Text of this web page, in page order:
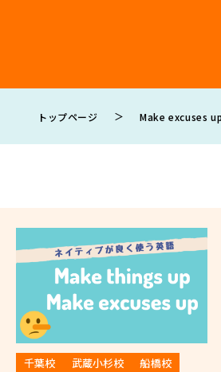
トップページ ＞ Make excuses up
千葉校 武蔵小杉校
船橋校